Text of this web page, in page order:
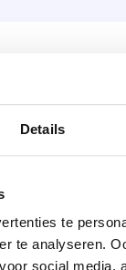
Details
te
te analyseren.
social media,